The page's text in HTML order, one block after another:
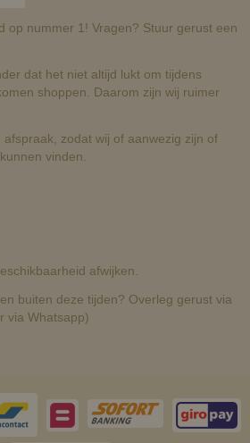
op nummer 1! Vragen? Stuur gerust een
dat het niet altijd lukt om tijdens
shoppen. Daarom zijn wij ruimer
zodat wij of aanwezig zijn of
vinden.
afwijken.
buiten deze tijden? Overleg gerust via
via Whatsapp)